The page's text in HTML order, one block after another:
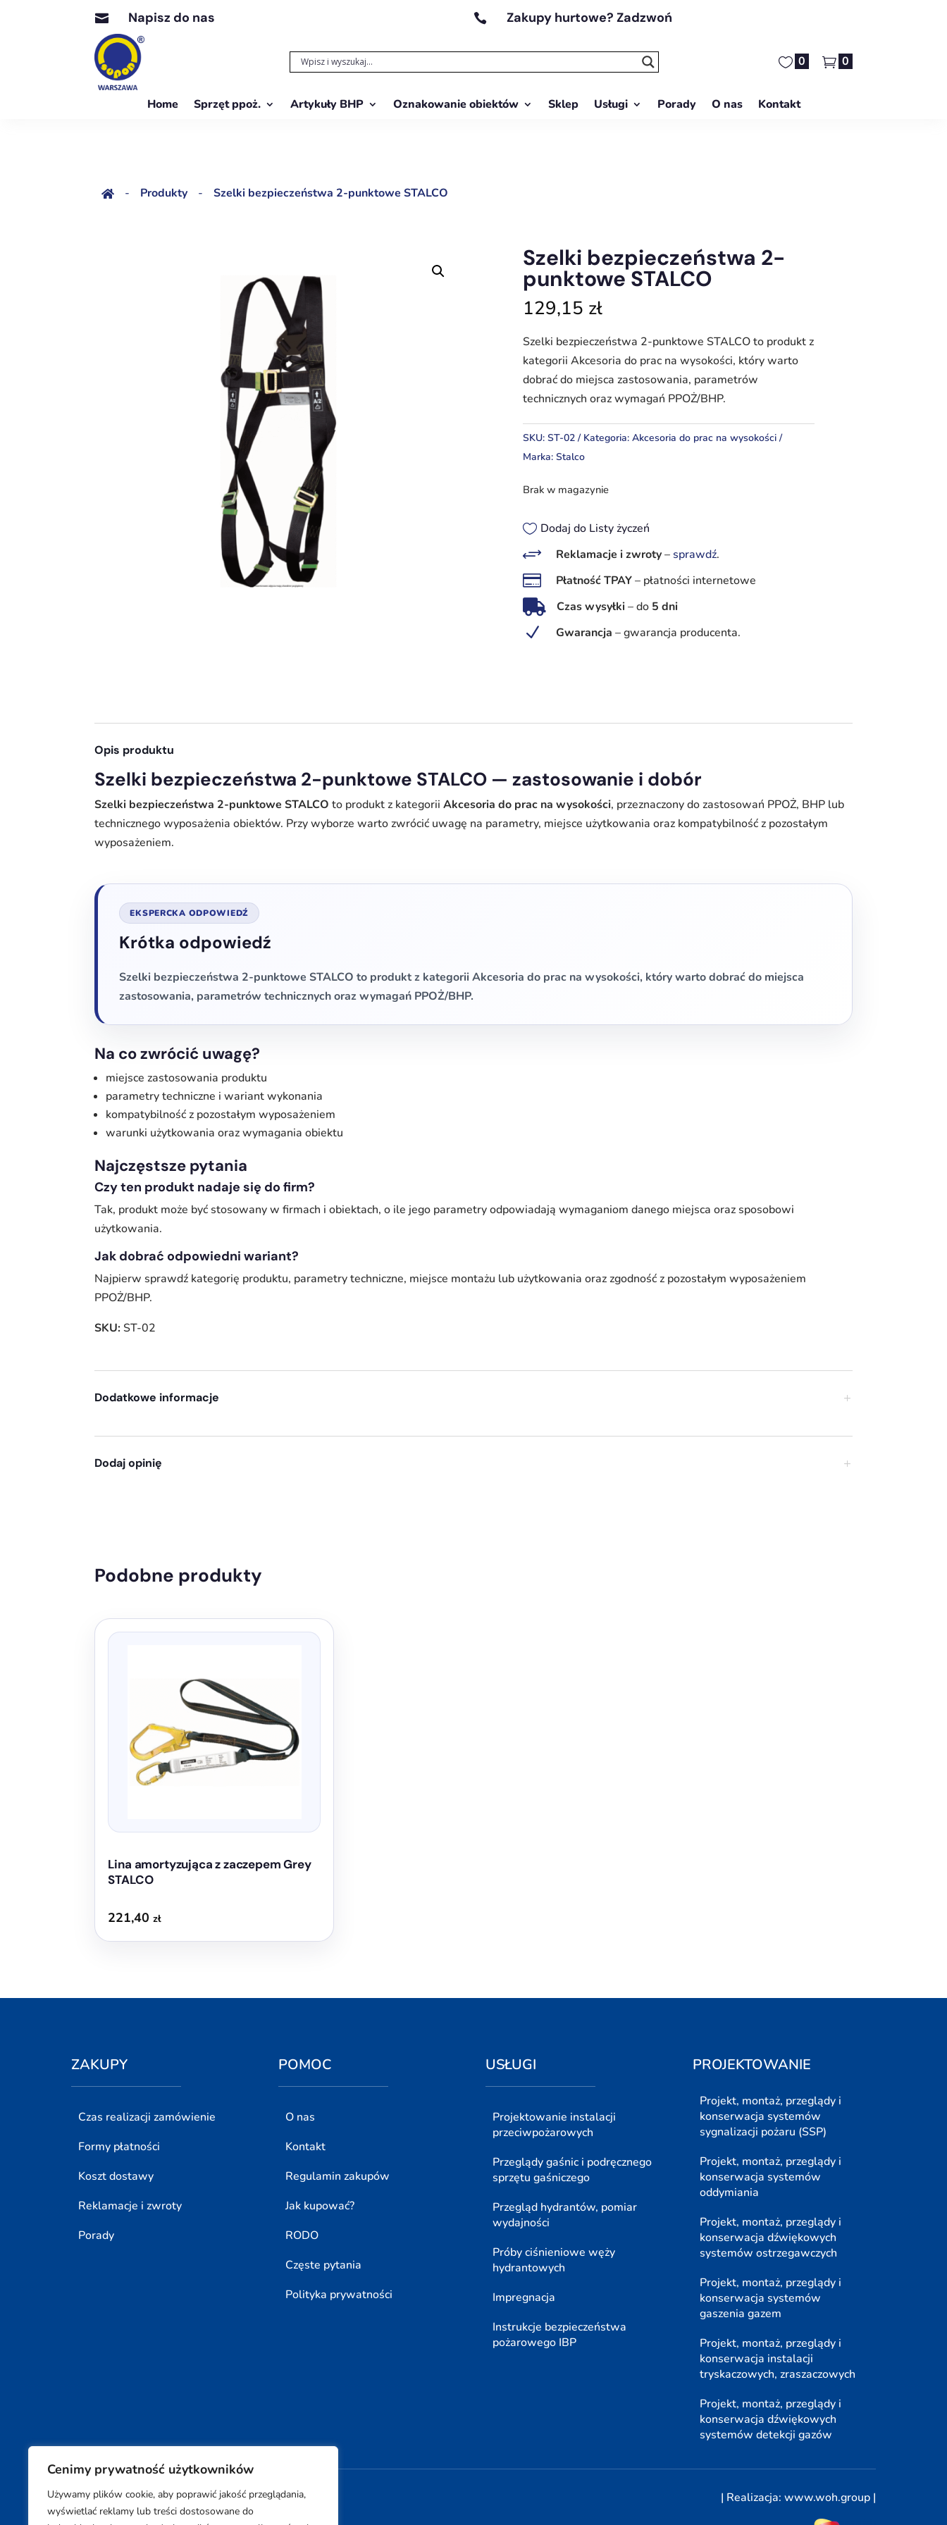
Cenimy prywatność użytkowników
Używamy plików cookie, aby poprawić jakość przeglądania,
wyświetlać reklamy lub treści dostosowane do
 Napisz do nas  Zakupy hurtowe? Zadzwoń
0 0
Home Sprzęt ppoż. Artykuły BHP Oznakowanie obiektów Sklep Usługi Porady O nas Kontakt
 - Produkty - Szelki bezpieczeństwa 2-punktowe STALCO
Szelki bezpieczeństwa 2-
punktowe STALCO
129,15 zł
Szelki bezpieczeństwa 2-punktowe STALCO to produkt z
kategorii Akcesoria do prac na wysokości, który warto
dobrać do miejsca zastosowania, parametrów
technicznych oraz wymagań PPOŻ/BHP.
SKU: ST-02 Kategoria: Akcesoria do prac na wysokości
Marka: Stalco
Brak w magazynie
Dodaj do Listy życzeń
+ Reklamacje i zwroty–sprawdź.
 Płatność TPAY– płatności internetowe
 Czas wysyłki–do 5 dni
N Gwarancja–gwarancja producenta.
Opis produktu
Szelki bezpieczeństwa 2-punktowe STALCO — zastosowanie i dobór
Szelki bezpieczeństwa 2-punktowe STALCO to produkt z kategoriiAkcesoria do prac na wysokości, przeznaczony do zastosowań PPOŻ, BHP lub
technicznego wyposażenia obiektów. Przy wyborze warto zwrócić uwagę na parametry, miejsce użytkowania oraz kompatybilność z pozostałym
wyposażeniem.
EKSPERCKA ODPOWIEDŹ
Krótka odpowiedź
Szelki bezpieczeństwa 2-punktowe STALCO to produkt z kategorii Akcesoria do prac na wysokości, który warto dobrać do miejsca
zastosowania, parametrów technicznych oraz wymagań PPOŻ/BHP.
Na co zwrócić uwagę?
miejsce zastosowania produktu
parametry techniczne i wariant wykonania
kompatybilność z pozostałym wyposażeniem
warunki użytkowania oraz wymagania obiektu
Najczęstsze pytania
Czy ten produkt nadaje się do firm?
Tak, produkt może być stosowany w firmach i obiektach, o ile jego parametry odpowiadają wymaganiom danego miejsca oraz sposobowi
użytkowania.
Jak dobrać odpowiedni wariant?
Najpierw sprawdź kategorię produktu, parametry techniczne, miejsce montażu lub użytkowania oraz zgodność z pozostałym wyposażeniem
PPOŻ/BHP.
SKU:ST-02
Dodatkowe informacje
Dodaj opinię
Podobne produkty
Lina amortyzująca z zaczepem Grey
STALCO
221,40zł
ZAKUPY
Czas realizacji zamówienie
Formy płatności
Koszt dostawy
Reklamacje i zwroty
Porady
POMOC
O nas
Kontakt
Regulamin zakupów
Jak kupować?
RODO
Częste pytania
Polityka prywatności
USŁUGI
Projektowanie instalacji
przeciwpożarowych
Przeglądy gaśnic i podręcznego
sprzętu gaśniczego
Przegląd hydrantów, pomiar
wydajności
Próby ciśnieniowe węży
hydrantowych
Impregnacja
Instrukcje bezpieczeństwa
pożarowego IBP
PROJEKTOWANIE
Projekt, montaż, przeglądy i
konserwacja systemów
sygnalizacji pożaru (SSP)
Projekt, montaż, przeglądy i
konserwacja systemów
oddymiania
Projekt, montaż, przeglądy i
konserwacja dźwiękowych
systemów ostrzegawczych
Projekt, montaż, przeglądy i
konserwacja systemów
gaszenia gazem
Projekt, montaż, przeglądy i
konserwacja instalacji
tryskaczowych, zraszaczowych
Projekt, montaż, przeglądy i
konserwacja dźwiękowych
systemów detekcji gazów
Copyright © 2026 SUPON BC sp, z o. o. sp. k. | Realizacja:www.woh.group |